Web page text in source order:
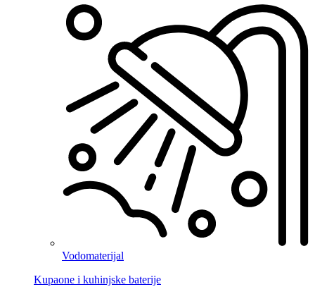
Vodomaterijal
Kupaone i kuhinjske baterije